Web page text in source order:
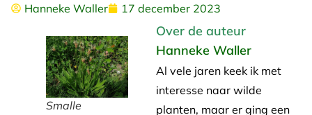
Hanneke Waller 17 december 2023
Smalle
Over de auteur
Hanneke Waller
Al vele jaren keek ik met
interesse naar wilde
planten, maar er ging een